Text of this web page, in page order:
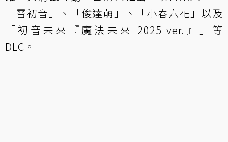
「雪初音」、「俊達萌」、「小春六花」以及
「初音未來『魔法未來 2025 ver.』」等
DLC。